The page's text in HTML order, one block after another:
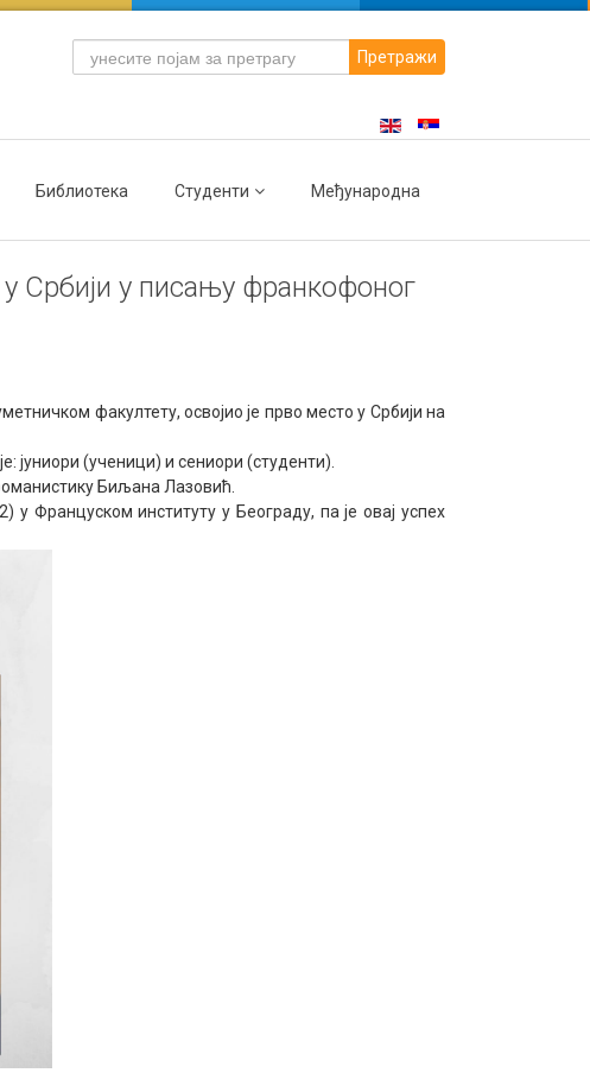
Претражи
Библиотека Студенти Међународна
Србији у писању франкофоног
факултету, освојио је прво место у Србији на
јуниори (ученици) и сениори (студенти).
Биљана Лазовић.
Француском институту у Београду, па је овај успех